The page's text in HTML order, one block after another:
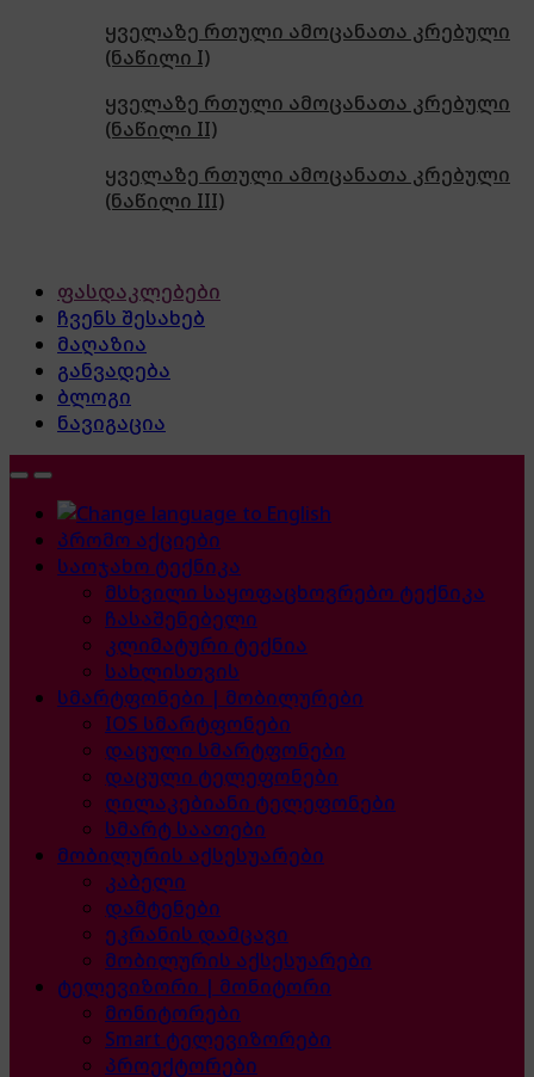
ყველაზე რთული ამოცანათა კრებული
(ნაწილი I)
ყველაზე რთული ამოცანათა კრებული
(ნაწილი II)
ყველაზე რთული ამოცანათა კრებული
(ნაწილი III)
ფასდაკლებები
ჩვენს შესახებ
მაღაზია
განვადება
ბლოგი
ნავიგაცია
პრომო აქციები
საოჯახო ტექნიკა
მსხვილი საყოფაცხოვრებო ტექნიკა
ჩასაშენებელი
კლიმატური ტექნია
სახლისთვის
სმარტფონები | მობილურები
IOS სმარტფონები
დაცული სმარტფონები
დაცული ტელეფონები
ღილაკებიანი ტელეფონები
სმარტ საათები
მობილურის აქსესუარები
კაბელი
დამტენები
ეკრანის დამცავი
მობილურის აქსესუარები
ტელევიზორი | მონიტორი
მონიტორები
Smart ტელევიზორები
პროექტორები